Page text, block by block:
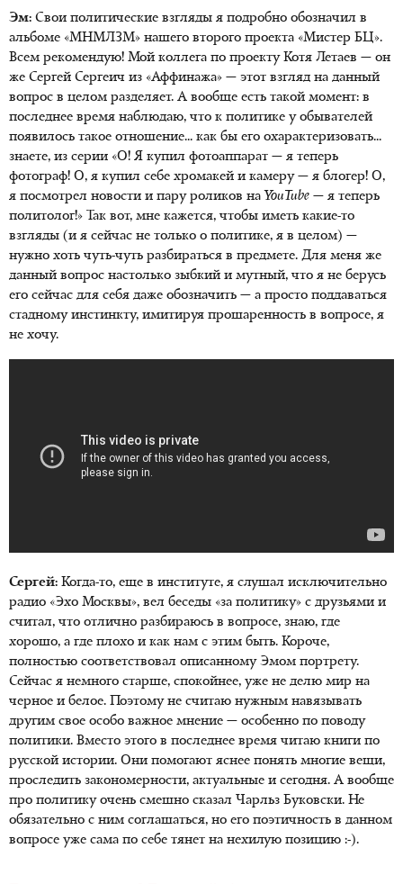
Эм: Свои политические взгляды я подробно обозначил в
альбоме «МНМЛЗМ» нашего второго проекта «Мистер БЦ».
Всем рекомендую! Мой коллега по проекту Котя Летаев — он
же Сергей Сергеич из «Аффинажа» — этот взгляд на данный
вопрос в целом разделяет. А вообще есть такой момент: в
последнее время наблюдаю, что к политике у обывателей
появилось такое отношение... как бы его охарактеризовать...
знаете, из серии «О! Я купил фотоаппарат — я теперь
фотограф! О, я купил себе хромакей и камеру — я блогер! О,
я посмотрел новости и пару роликов на YouTube — я теперь
политолог!» Так вот, мне кажется, чтобы иметь какие-то
взгляды (и я сейчас не только о политике, я в целом) —
нужно хоть чуть-чуть разбираться в предмете. Для меня же
данный вопрос настолько зыбкий и мутный, что я не берусь
его сейчас для себя даже обозначить — а просто поддаваться
стадному инстинкту, имитируя прошаренность в вопросе, я
не хочу.
Сергей: Когда-то, еще в институте, я слушал исключительно
радио «Эхо Москвы», вел беседы «за политику» с друзьями и
считал, что отлично разбираюсь в вопросе, знаю, где
хорошо, а где плохо и как нам с этим быть. Короче,
полностью соответствовал описанному Эмом портрету.
Сейчас я немного старше, спокойнее, уже не делю мир на
черное и белое. Поэтому не считаю нужным навязывать
другим свое особо важное мнение — особенно по поводу
политики. Вместо этого в последнее время читаю книги по
русской истории. Они помогают яснее понять многие вещи,
проследить закономерности, актуальные и сегодня. А вообще
про политику очень смешно сказал Чарльз Буковски. Не
обязательно с ним соглашаться, но его поэтичность в данном
вопросе уже сама по себе тянет на нехилую позицию :-).